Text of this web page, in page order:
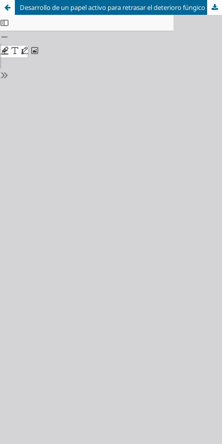
Desarrollo de un papel activo para retrasar el deterioro fúngico de frutas